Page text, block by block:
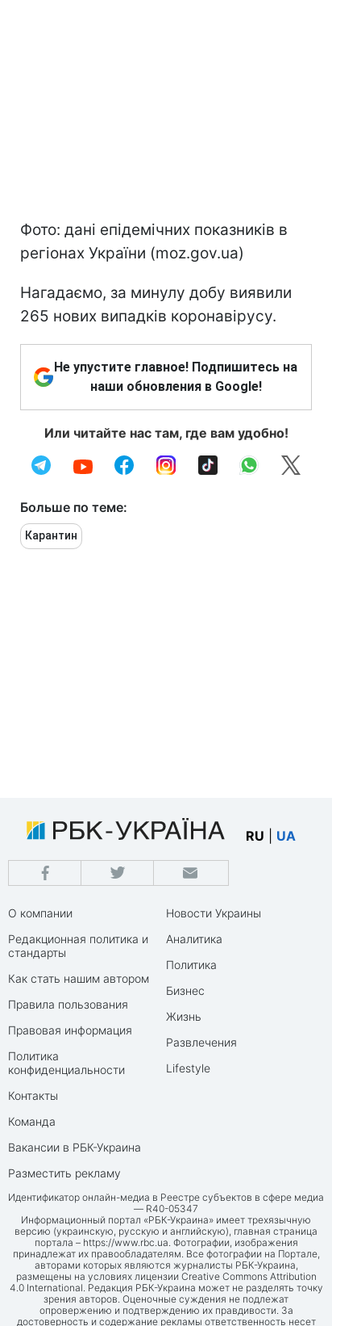
Фото: дані епідемічних показників в
регіонах України (moz.gov.ua)
Нагадаємо, за минулу добу виявили
265 нових випадків коронавірусу.
Не упустите главное! Подпишитесь на
наши обновления в Google!
Или читайте нас там, где вам удобно!
Больше по теме:
Карантин
RU UA
О компании
Редакционная политика и
стандарты
Как стать нашим автором
Правила пользования
Правовая информация
Политика
конфиденциальности
Контакты
Команда
Вакансии в РБК-Украина
Разместить рекламу
Новости Украины
Аналитика
Политика
Бизнес
Жизнь
Развлечения
Lifestyle
Идентификатор онлайн-медиа в Реестре субъектов в сфере медиа
— R40-05347
Информационный портал «РБК-Украина» имеет трехязычную
версию (украинскую, русскую и английскую), главная страница
портала – https://www.rbc.ua. Фотографии, изображения
принадлежат их правообладателям. Все фотографии на Портале,
авторами которых являются журналисты РБК-Украина,
размещены на условиях лицензии Creative Commons Attribution
4.0 International. Редакция РБК-Украина может не разделять точку
зрения авторов. Оценочные суждения не подлежат
опровержению и подтверждению их правдивости. За
достоверность и содержание рекламы ответственность несет